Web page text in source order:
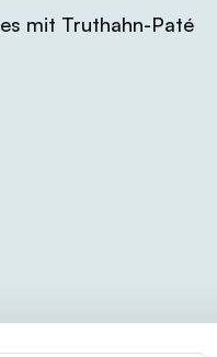
mit Truthahn-Paté